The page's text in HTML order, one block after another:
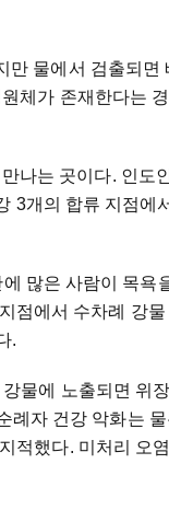
만 물에서 검출되면
체가 존재한다는
나는 곳이다. 인도
3개의 합류 지점에
많은 사람이 목욕
점에서 수차례 강물
.
물에 노출되면 위
례자 건강 악화는 물
적했다. 미처리 오